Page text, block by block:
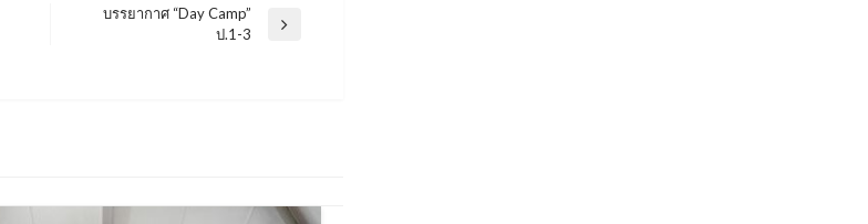
บรรยากาศ “Day Camp”
ป.1-3